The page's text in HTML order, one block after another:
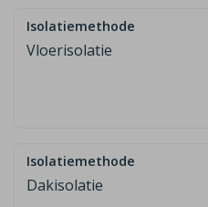
Vloerisolatie
Dakisolatie